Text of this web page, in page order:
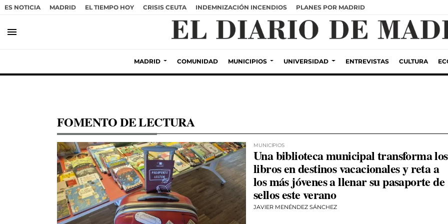
ES NOTICIA MADRID EL TIEMPO HOY CRISIS CEUTA INDEMNIZACIÓN INCENDIOS PLANES POR MADRID
menu
MADRID COMUNIDAD MUNICIPIOS UNIVERSIDAD ENTREVISTAS CULTURA
FOMENTO DE LECTURA
MUNICIPIOS
Una biblioteca municipal transforma los
libros en destinos vacacionales y reta a
los más jóvenes a llenar su pasaporte de
sellos este verano
JAVIER MENÉNDEZ SÁNCHEZ